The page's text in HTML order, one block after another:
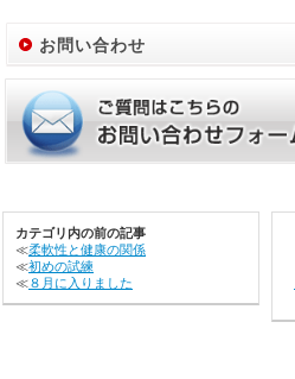
お問い合わせ
カテゴリ内の前の記事
≪柔軟性と健康の関係
≪初めの試練
≪８月に入りました